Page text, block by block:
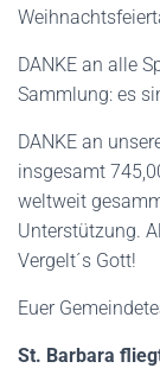
DANKE an alle
Sammlung: es
DANKE an
insgesamt
weltweit
Unterstützung.
Vergelt´s Gott!
Euer
St. Barbara